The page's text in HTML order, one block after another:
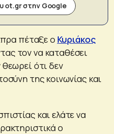
ot.gr στην Google
πέταξε ο Κυριάκος
τον να καταθέσει
ότι δεν
της κοινωνίας και
και ελάτε να
ο